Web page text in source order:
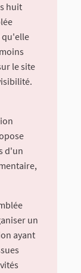
huit
qu'elle
le site
d'un
un
ayant